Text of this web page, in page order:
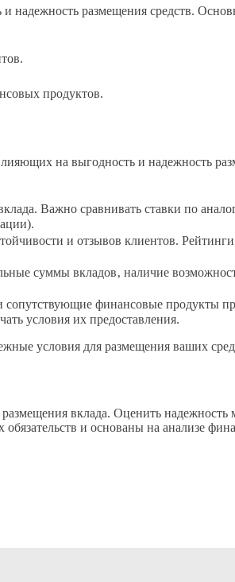
надежность размещения средств.
продуктов.
на выгодность и надежность
Важно сравнивать ставки по
и отзывов клиентов.
суммы вкладов‚ наличие
сопутствующие финансовые продукты
условия их предоставления.
условия для размещения ваших
вклада. Оценить
и основаны на анализе